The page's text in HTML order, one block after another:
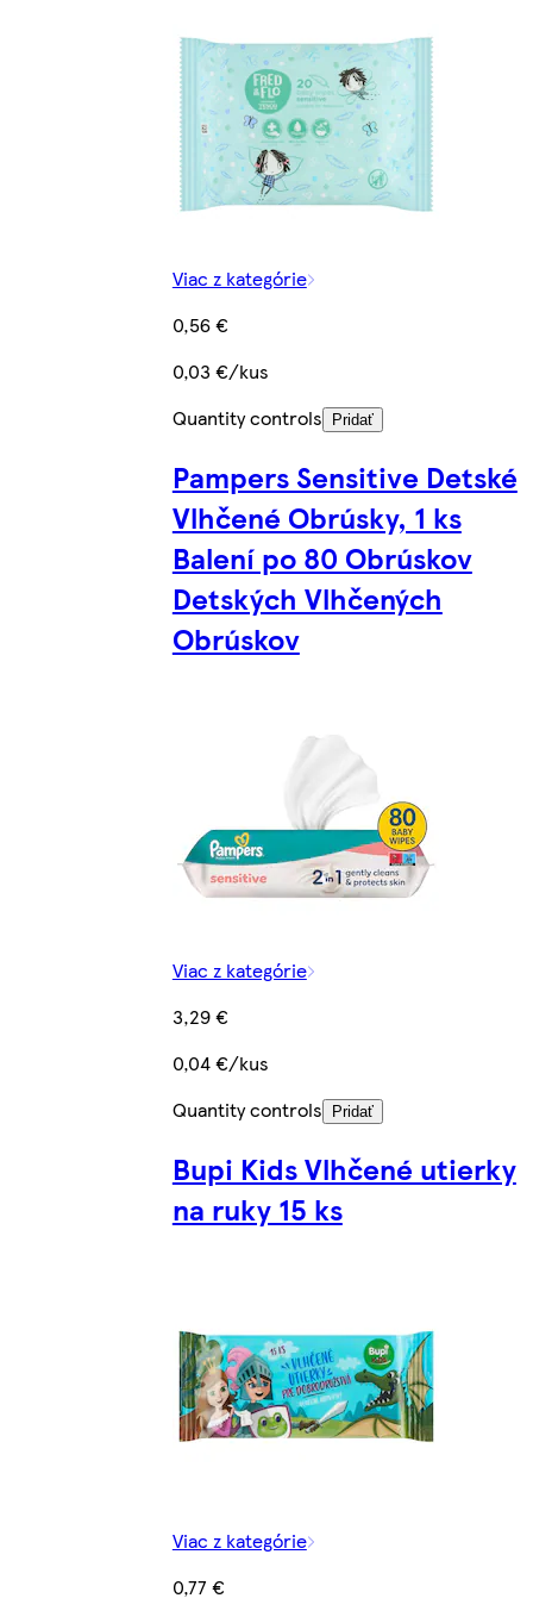
Viac z kategórie
0,56 €
0,03 €/kus
Quantity controls
Pridať
Pampers Sensitive Detské
Vlhčené Obrúsky, 1 ks
Balení po 80 Obrúskov
Detských Vlhčených
Obrúskov
Viac z kategórie
3,29 €
0,04 €/kus
Quantity controls
Pridať
Bupi Kids Vlhčené utierky
na ruky 15 ks
Viac z kategórie
0,77 €